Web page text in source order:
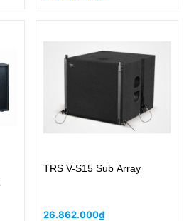
TRS V-S15 Sub Array
26.862.000₫